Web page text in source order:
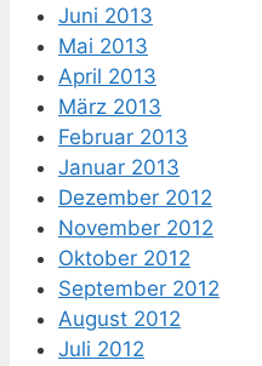
Juni 2013
Mai 2013
April 2013
März 2013
Februar 2013
Januar 2013
Dezember 2012
November 2012
Oktober 2012
September 2012
August 2012
Juli 2012